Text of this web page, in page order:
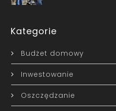
Kategorie
Budżet domowy
Inwestowanie
Oszczędzanie